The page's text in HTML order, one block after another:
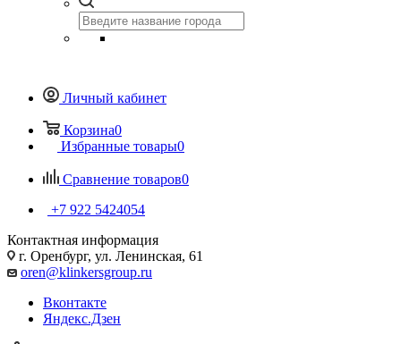
Личный кабинет
Корзина0
Избранные товары0
Сравнение товаров0
+7 922 5424054
Контактная информация
г. Оренбург, ул. Ленинская, 61
oren@klinkersgroup.ru
Вконтакте
Яндекс.Дзен